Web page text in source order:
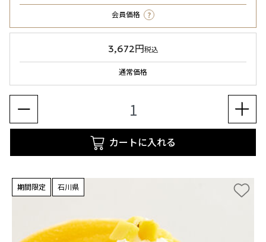
会員価格 ?
3,672円税込
通常価格
カートに入れる
期間限定 石川県